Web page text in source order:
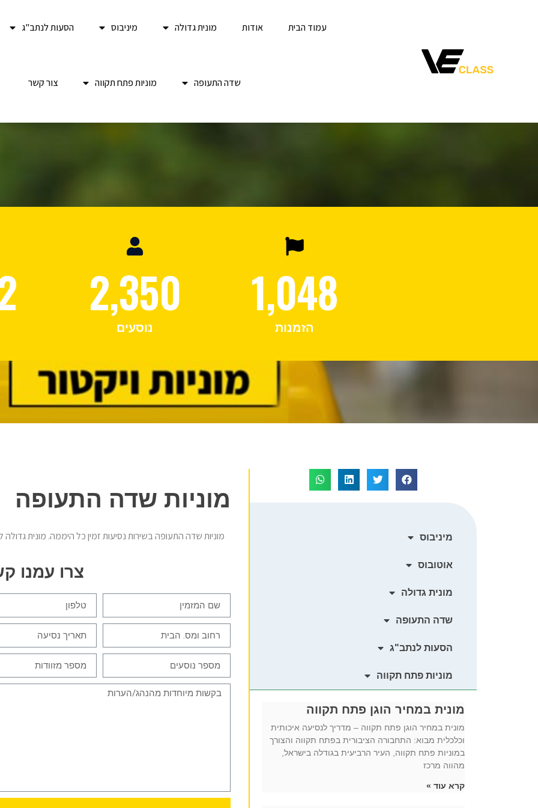
עמוד הבית אודות מונית גדולה מיניבוס הסעות לנתב"ג
שדה התעופה מוניות פתח תקווה צור קשר
1,048
הזמנות
2,350
נוסעים
מיניבוס
אוטובוס
מונית גדולה
שדה התעופה
הסעות לנתב"ג
מוניות פתח תקווה
מונית במחיר הוגן פתח תקווה
מונית במחיר הוגן פתח תקווה – מדריך לנסיעה איכותית
וכלכלית מבוא: התחבורה הציבורית בפתח תקווה והצורך
במוניות פתח תקווה, העיר הרביעית בגודלה בישראל,
מהווה מרכז
קרא עוד »
מוניות שדה התעופה
מוניות שדה התעופה בשירות נסיעות זמין כל היממה. מונית
צרו עמנו